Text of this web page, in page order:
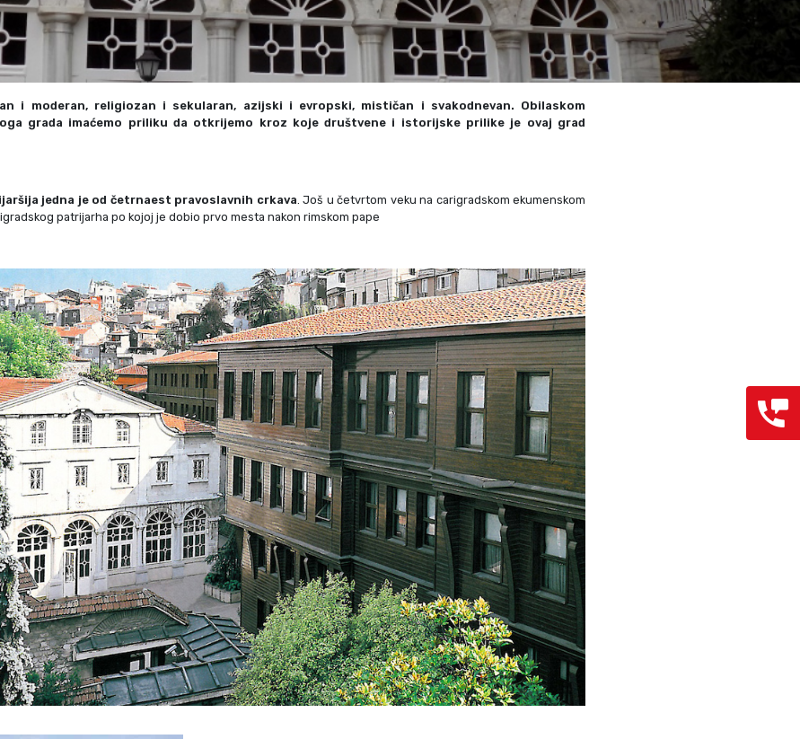
Krf
Tasos
Evia
Skijatos
Kefalonija
Santorini
Mikonos
Kipar
Grcka hoteli – preporuka
Olimpska regija
Kasandra
Atos
Evia
Alexandroupolis
Jonska obala
i moderan, religiozan i sekularan, azijski i evropski, mističan i svakodnevan. Obilaskom
grada imaćemo priliku da otkrijemo kroz koje društvene i istorijske prilike je ovaj grad
jedna je od četrnaest pravoslavnih crkava. Još u četvrtom veku na carigradskom ekumenskom
patrijarha po kojoj je dobio prvo mesta nakon rimskom pape